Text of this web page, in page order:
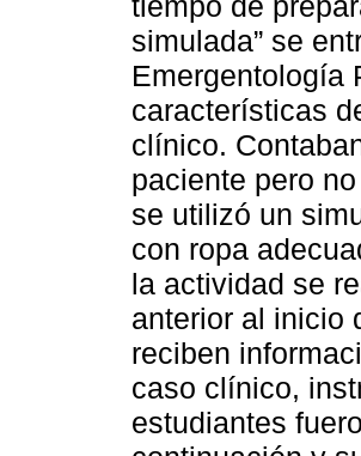
simulada” se
Emergentología
características
clínico.
paciente pero
se utilizó un
con ropa
la actividad se
anterior al inicio
reciben
caso clínico,
estudiantes